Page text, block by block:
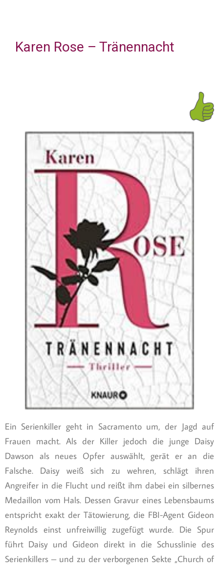
Karen Rose – Tränennacht
Ein Serienkiller geht in Sacramento um, der Jagd auf
Frauen macht. Als der Killer jedoch die junge Daisy
Dawson als neues Opfer auswählt, gerät er an die
Falsche. Daisy weiß sich zu wehren, schlägt ihren
Angreifer in die Flucht und reißt ihm dabei ein silbernes
Medaillon vom Hals. Dessen Gravur eines Lebensbaums
entspricht exakt der Tätowierung, die FBI-Agent Gideon
Reynolds einst unfreiwillig zugefügt wurde. Die Spur
führt Daisy und Gideon direkt in die Schusslinie des
Serienkillers – und zu der verborgenen Sekte „Church of